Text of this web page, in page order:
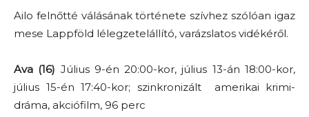
Ailo felnőtté válásának története szívhez szólóan igaz
mese Lappföld lélegzetelállító, varázslatos vidékéről.
Ava (16) Július 9-én 20:00-kor, július 13-án 18:00-kor,
július 15-én 17:40-kor; szinkronizált amerikai krimi-
dráma, akciófilm, 96 perc